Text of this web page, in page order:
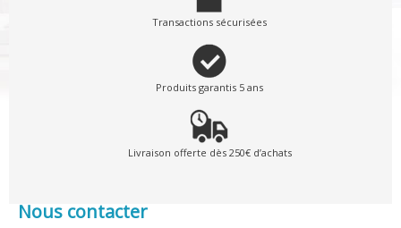
Transactions sécurisées
Produits garantis 5 ans
Livraison offerte dès 250€ d’achats
Nous contacter